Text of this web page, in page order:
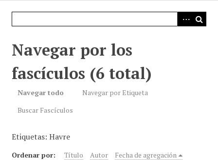
Navegar por los
fascículos (6 total)
Navegar todo
Navegar por Etiqueta
Buscar Fascículos
Etiquetas: Havre
Ordenar por: Título Autor Fecha de agregación